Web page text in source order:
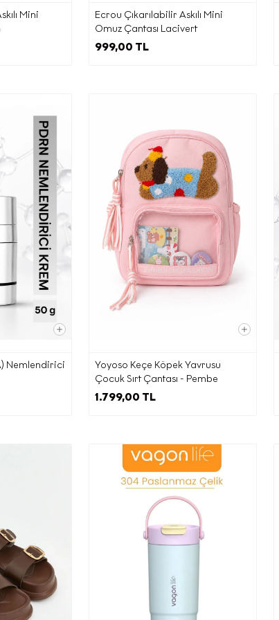
Mini
Ecrou Çıkarılabilir Askılı Mini
Omuz Çantası Lacivert
999,00 TL
Nemlendirici
Yoyoso Keçe Köpek Yavrusu
Çocuk Sırt Çantası - Pembe
1.799,00 TL
yürütülmesi adına iş ortağımız ajanslara,
9. Maddesi kapsamında;
ve e-posta altyapısının yurtdışında olması
nedeniyle yurtdışına
şartları ve (b) kısmında belirtilen amaçlarla
sınırlı olarak aktarılacaktır.
Olarak KVKK Kapsamındaki Haklarınızla
İlgili Bilgilendirme
olarak, Kanunun ilgili kişinin haklarını düzenleyen 11.
amaca uygunluğunu öğrenme, aktarım
eksik veya yanlış işlemelerin düzeltilmesini
edilmesini isteme, otomatik tüm işlemlerin üçüncü
için Şirket’in Mahalle/Semt:KUŞTEPE MAH.
YOLU CAD. TRUMP TOWER No:12 İç Kapı
No:214 adresine yazılı olarak
önce tarafımıza bildirdiğiniz elektronik posta
e-posta adresine e-mail yoluyla
kapsamında vermiş olduğunuz onayınızı her
adresine e-posta göndererek geri alabilirsiniz.